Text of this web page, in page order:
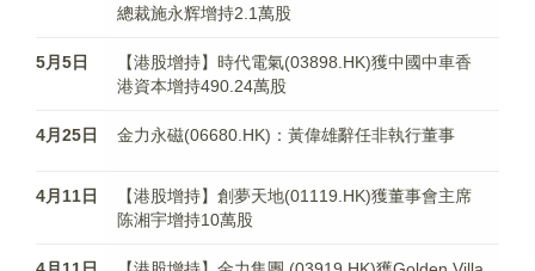
總裁施永辉增持2.1萬股
5月5日
【港股增持】時代電氣(03898.HK)獲中國中車香
港資本增持490.24萬股
4月25日 金力永磁(06680.HK)：黃偉雄辭任非執行董事
4月11日
【港股增持】創夢天地(01119.HK)獲董事會主席
陈湘宇增持10萬股